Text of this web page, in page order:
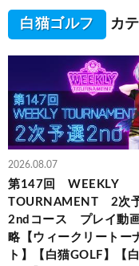
白猫ゴルフ カ
2026.08.07
第147回 WEEKLY
TOURNAMENT 2次
2ndコース プレイ動
略【ウィークリートー
ト】【白猫GOLF】【